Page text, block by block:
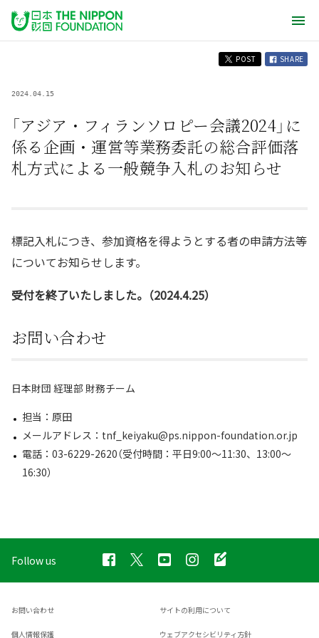
POST SHARE
2024.04.15
「アジア・フィランソロピー会議2024」に
係る企画・運営等業務委託の総合評価落
札方式による一般競争入札のお知らせ
標記入札につき、参加資格を得ようとする者の申請方法等
についてお知らせします。
受付を終了いたしました。（2024.4.25）
お問い合わせ
日本財団 経理部 財務チーム
担当：原田
メールアドレス：tnf_keiyaku@ps.nippon-foundation.or.jp
電話：03-6229-2620（受付時間：平日9:00～11:30、13:00～
16:30）
Follow us
お問い合わせ サイトの利用について
個人情報保護 ウェブアクセシビリティ方針